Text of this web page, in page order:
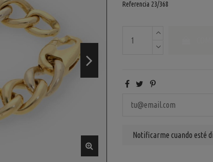
Referencia 23/368